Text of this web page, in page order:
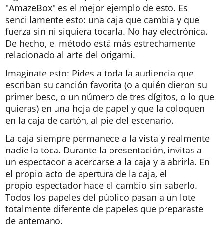
"AmazeBox" es el mejor ejemplo de esto. Es
sencillamente esto: una caja que cambia y que
fuerza sin ni siquiera tocarla. No hay electrónica.
De hecho, el método está más estrechamente
relacionado al arte del origami.
Imagínate esto: Pides a toda la audiencia que
escriban su canción favorita (o a quién dieron su
primer beso, o un número de tres dígitos, o lo que
quieras) en una hoja de papel y que la coloquen
en la caja de cartón, al pie del escenario.
La caja siempre permanece a la vista y realmente
nadie la toca. Durante la presentación, invitas a
un espectador a acercarse a la caja y a abrirla. En
el propio acto de apertura de la caja, el
propio espectador hace el cambio sin saberlo.
Todos los papeles del público pasan a un lote
totalmente diferente de papeles que preparaste
de antemano.